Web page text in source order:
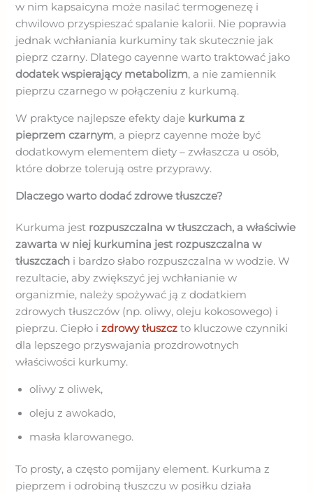
w nim kapsaicyna może nasilać termogenezę i
chwilowo przyspieszać spalanie kalorii. Nie poprawia
jednak wchłaniania kurkuminy tak skutecznie jak
pieprz czarny. Dlatego cayenne warto traktować jako
dodatek wspierający metabolizm, a nie zamiennik
pieprzu czarnego w połączeniu z kurkumą.
W praktyce najlepsze efekty daje kurkuma z
pieprzem czarnym, a pieprz cayenne może być
dodatkowym elementem diety – zwłaszcza u osób,
które dobrze tolerują ostre przyprawy.
Dlaczego warto dodać zdrowe tłuszcze?
Kurkuma jest rozpuszczalna w tłuszczach, a właściwie
zawarta w niej kurkumina jest rozpuszczalna w
tłuszczach i bardzo słabo rozpuszczalna w wodzie. W
rezultacie, aby zwiększyć jej wchłanianie w
organizmie, należy spożywać ją z dodatkiem
zdrowych tłuszczów (np. oliwy, oleju kokosowego) i
pieprzu. Ciepło izdrowy tłuszcz to kluczowe czynniki
dla lepszego przyswajania prozdrowotnych
właściwości kurkumy.
oliwy z oliwek,
oleju z awokado,
masła klarowanego.
To prosty, a często pomijany element. Kurkuma z
pieprzem i odrobiną tłuszczu w posiłku działa